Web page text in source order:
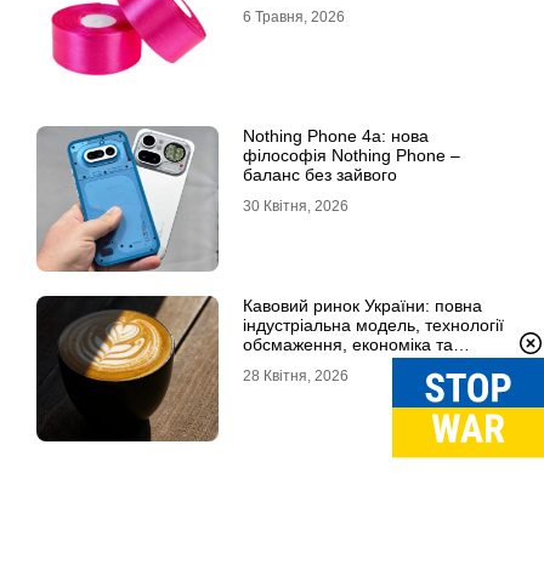
6 Травня, 2026
Nothing Phone 4a: нова
філософія Nothing Phone –
баланс без зайвого
30 Квітня, 2026
Кавовий ринок України: повна
індустріальна модель, технології
обсмаження, економіка та
28 Квітня, 2026